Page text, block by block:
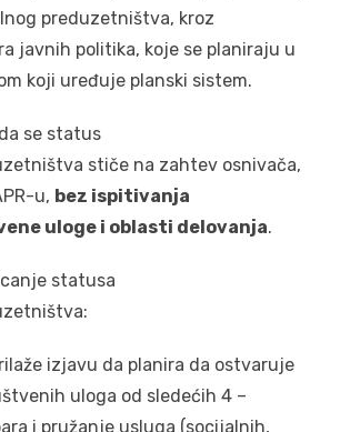
preduzetništva, kroz
javnih politika, koje se planiraju u
koji uređuje planski sistem.
se status
stiče na zahtev osnivača,
u, bez ispitivanja
uloge i oblasti delovanja.
statusa
izjavu da planira da ostvaruje
uloga od sledećih 4 –
i pružanje usluga (socijalnih,